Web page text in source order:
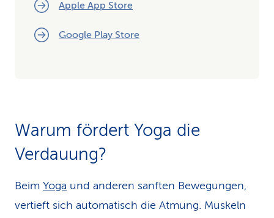
Apple App Store
Google Play Store
Warum fördert Yoga die
Verdauung?
Beim Yoga und anderen sanften Bewegungen,
vertieft sich automatisch die Atmung. Muskeln